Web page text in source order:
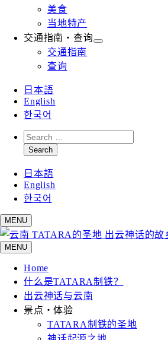
美食
当地特产
交通指南・查询
交通指南
查询
日本語
English
한국어
Search
for:
Search
日本語
English
한국어
MENU
MENU
Home
什么是TATARA制铁？
出云神话与云南
景点・体验
TATARA制铁的圣地